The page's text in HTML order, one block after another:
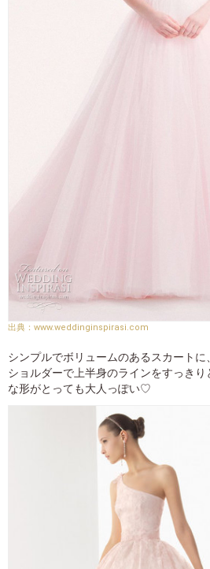
www.weddinginspirasi.com
シンプルでボリュームのあるスカート
ショルダーで上半身のラインをすっき
な形がとっても大人っぽい♡